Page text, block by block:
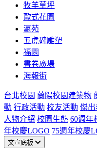
牧羊草坪
歐式花園
瀛苑
五虎碑雕塑
福園
書卷廣場
海報街
台北校園 蘭陽校園建築物
動 行政活動 校友活動 傑出
人物介紹 校園生態 60週年
年校慶LOGO 75週年校慶
文宣底板